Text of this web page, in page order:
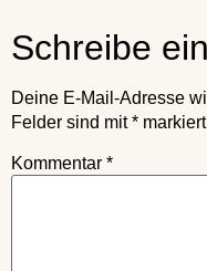
Schreibe
Deine E-Mail-Adresse
Felder sind mit* markiert
Kommentar *